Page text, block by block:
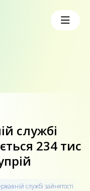
службі
234 тис
службі зайнятості